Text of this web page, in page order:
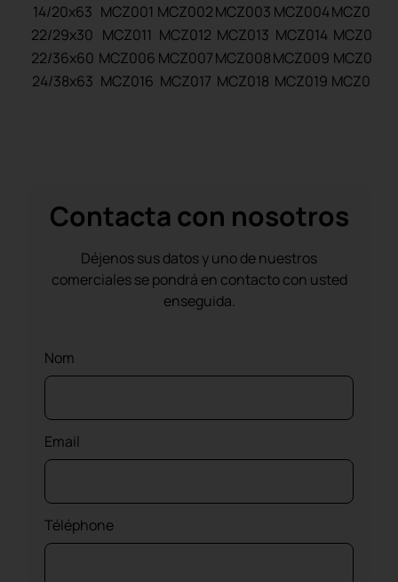
14/20x63 MCZ001 MCZ002MCZ003 MCZ004MCZ005
22/29x30 MCZ011 MCZ012 MCZ013 MCZ014 MCZ015
22/36x60 MCZ006 MCZ007MCZ008MCZ009 MCZ010
24/38x63 MCZ016 MCZ017 MCZ018 MCZ019 MCZ020
Contacta con nosotros
Déjenos sus datos y uno de nuestros
comerciales se pondrá en contacto con usted
enseguida.
Nom
Email
Téléphone